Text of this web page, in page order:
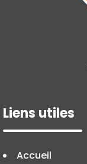
Liens utiles
Accueil